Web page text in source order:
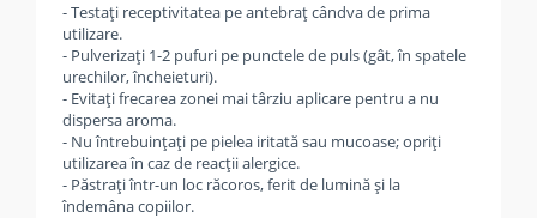
- Testați receptivitatea pe antebraț cândva de prima
utilizare.
- Pulverizați 1-2 pufuri pe punctele de puls (gât, în spatele
urechilor, încheieturi).
- Evitați frecarea zonei mai târziu aplicare pentru a nu
dispersa aroma.
- Nu întrebuințați pe pielea iritată sau mucoase; opriți
utilizarea în caz de reacții alergice.
- Păstrați într-un loc răcoros, ferit de lumină și la
îndemâna copiilor.